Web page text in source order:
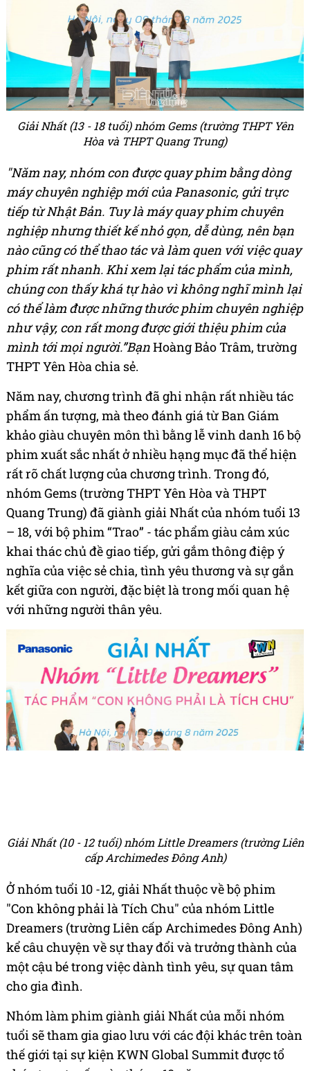
Giải Nhất (13 - 18 tuổi) nhóm Gems (trường THPT Yên
Hòa và THPT Quang Trung)
"Năm nay, nhóm con được quay phim bằng dòng
máy chuyên nghiệp mới của Panasonic, gửi trực
tiếp từ Nhật Bản. Tuy là máy quay phim chuyên
nghiệp nhưng thiếtkếnhỏ gọn, dễ dùng, nên bạn
nào cũng có thể thao tác và làm quen với việc quay
phim rất nhanh. Khi xem lại tác phẩm của mình,
chúng con thấy khá tự hào vì không nghĩ mình lại
có thể làm được những thước phim chuyên nghiệp
như vậy, con rất mong được giới thiệu phim của
mình tới mọi người.”BạnHoàng Bảo Trâm, trường
THPT Yên Hòa chia sẻ.
Năm nay, chương trình đã ghi nhận rất nhiều tác
phẩm ấn tượng, mà theo đánh giá từ Ban Giám
khảo giàu chuyên môn thì bằng lễ vinh danh 16 bộ
phim xuất sắc nhất ở nhiều hạng mục đã thể hiện
rất rõ chất lượng của chương trình. Trong đó,
nhóm Gems (trường THPT Yên Hòa và THPT
Quang Trung) đã giành giải Nhất của nhóm tuổi 13
– 18, với bộ phim “Trao” - tác phẩm giàu cảm xúc
khai thác chủ đề giao tiếp, gửi gắm thông điệp ý
nghĩa của việc sẻ chia, tình yêu thương và sự gắn
kết giữa con người, đặc biệt là trong mối quan hệ
với những người thân yêu.
Giải Nhất (10 - 12 tuổi) nhóm Little Dreamers (trường Liên
cấp Archimedes Đông Anh)
Ở nhóm tuổi 10 -12, giải Nhất thuộc về bộ phim
"Con không phải là Tích Chu" của nhóm Little
Dreamers (trường Liên cấp Archimedes Đông Anh)
kể câu chuyện về sự thay đổi và trưởng thành của
một cậu bé trong việc dành tình yêu, sự quan tâm
cho gia đình.
Nhóm làm phim giành giải Nhất của mỗi nhóm
tuổi sẽ tham gia giao lưu với các đội khác trên toàn
thế giới tại sự kiện KWN Global Summit được tổ